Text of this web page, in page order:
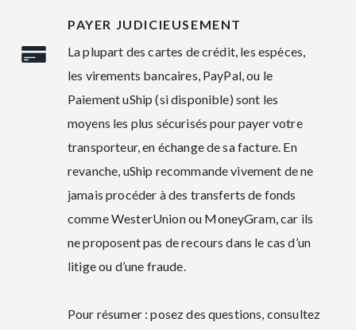
PAYER JUDICIEUSEMENT
La plupart des cartes de crédit, les espèces,
les virements bancaires, PayPal, ou le
Paiement uShip (si disponible) sont les
moyens les plus sécurisés pour payer votre
transporteur, en échange de sa facture. En
revanche, uShip recommande vivement de ne
jamais procéder à des transferts de fonds
comme WesterUnion ou MoneyGram, car ils
ne proposent pas de recours dans le cas d’un
litige ou d’une fraude.
Pour résumer : posez des questions, consultez